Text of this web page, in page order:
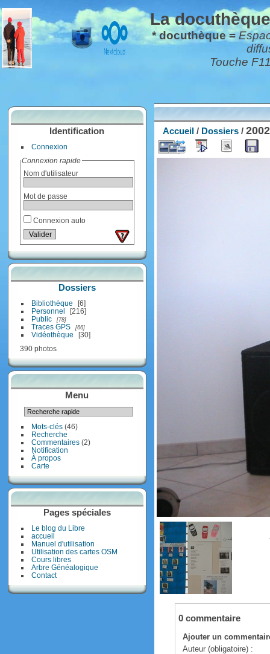
La
* docuthèque =
Touche
Identification
Connexion
Connexion rapide
Nom d'utilisateur
Mot de passe
Connexion auto
Dossiers
Bibliothèque
6
Personnel
216
Public
78
Traces GPS 66
Vidéothèque
30
390 photos
Menu
Mots-clés(46)
Recherche
Commentaires(2)
Notification
À propos
Carte
Pages spéciales
Le blog du Libre
accueil
Manuel d'utilisation
Utilisation des cartes OSM
Cours libres
Arbre Généalogique
Contact
Accueil / Dossiers /
0 commentaire
Ajouter un
Auteur (obligatoire) :